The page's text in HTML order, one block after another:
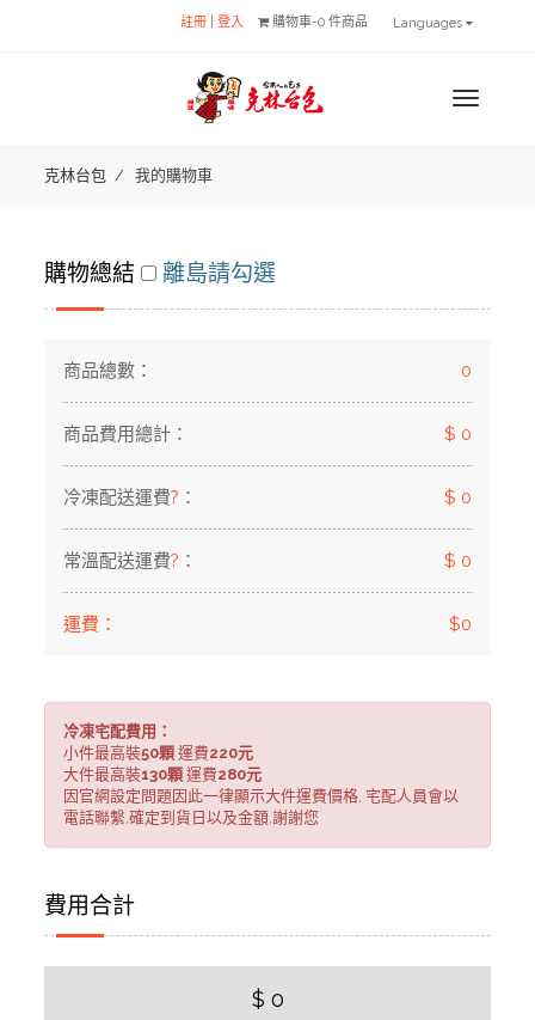
註冊 登入 購物車-0 件商品 Languages
MENU
克林台包 我的購物車
購物總結 離島請勾選
商品總數： 0
商品費用總計： $ 0
冷凍配送運費? ： $ 0
常溫配送運費? ： $ 0
運費： $0
冷凍宅配費用：
小件最高裝50顆 運費220元
大件最高裝130顆 運費280元
因官網設定問題因此一律顯示大件運費價格, 宅配人員會以
電話聯繫,確定到貨日以及金額,謝謝您
費用合計
$ 0